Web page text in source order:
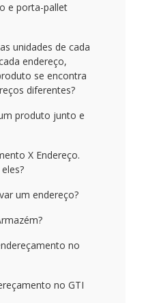
e porta-pallet
unidades de cada
endereço,
se encontra
diferentes?
produto junto e
X Endereço.
um endereço?
no
no GTI